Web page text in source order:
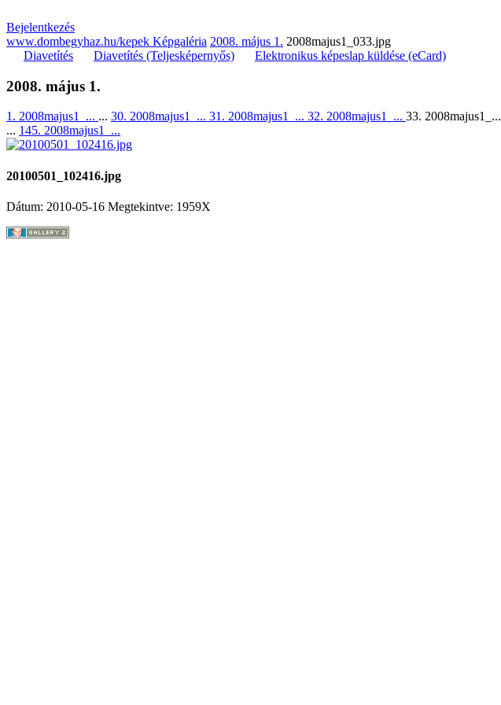
Bejelentkezés
www.dombegyhaz.hu/kepek Képgaléria 2008. május 1. 2008majus1_033.jpg
Diavetítés
Diavetítés (Teljesképernyős) Elektronikus képeslap küldése (eCard)
2008. május 1.
1. 2008majus1_... ... 30. 2008majus1_... 31. 2008majus1_... 32. 2008majus1_... 33. 2008majus1_...
... 145. 2008majus1_...
20100501_102416.jpg
Dátum: 2010-05-16 Megtekintve: 1959X